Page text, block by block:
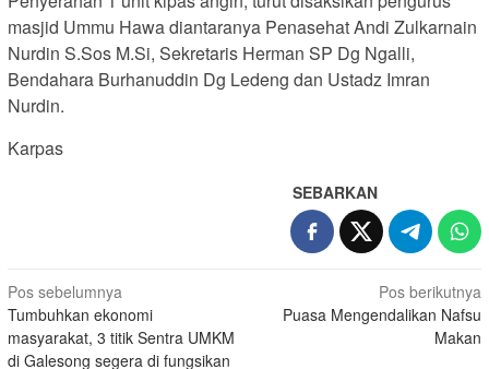
masjid Ummu Hawa diantaranya Penasehat Andi Zulkarnain
Nurdin S.Sos M.Si, Sekretaris Herman SP Dg Ngalli,
Bendahara Burhanuddin Dg Ledeng dan Ustadz Imran
Nurdin.
Karpas
SEBARKAN
Navigasi
pos
Pos sebelumnya
Tumbuhkan ekonomi
masyarakat, 3 titik Sentra UMKM
di Galesong segera di fungsikan
Pos berikutnya
Puasa Mengendalikan Nafsu
Makan